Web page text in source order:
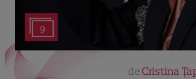
9
de Cristina